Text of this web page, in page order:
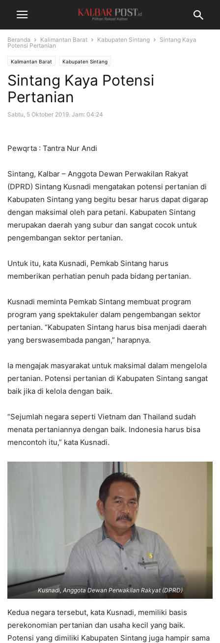
Beranda Kalimantan Barat Kabupaten Sintang
Sintang Kaya
Potensi Pertanian
Kalimantan Barat Kabupaten Sintang
Sintang Kaya Potensi
Pertanian
Sabtu, 5 Oktober 2019. Jam: 04:24
Pewqrta : Tantra Nur Andi
Sintang, Kalbar – Anggota Dewan Perwakilan Rakyat
(DPRD) Sintang Kusnadi mengatakan potensi pertanian di
Kabupaten Sintang yang begitu besar harus dapat digarap
dengan maksimal oleh para petani. Kabupaten Sintang
merupakan daerah yang subur dan sangat cocok untuk
pengembangan sektor pertanian.
Untuk itu, kata Kusnadi, Pemkab Sintang harus
memberikan perhatian penuh pada bidang pertanian.
Kusnadi meminta Pemkab Sintang membuat program
program yang spektakuler dalam pengembangan sektor
pertanian. “Kabupaten Sintang harus bisa menjadi daerah
yang berswasembada pangan,” harapnya.
Ia mengajak masyarakat untuk maksimal dalam mengelola
pertanian. Potensi pertanian di Kabupaten Sintang sangat
baik jika di kelola dengan baik.
“Sejumlah negara seperti Vietnam dan Thailand sudah
menata pertaniannya dengan baik. Indonesia harus bisa
mencontoh itu,” kata Kusnadi.
Kusnadi, Anggota Dewan Perwakilan Rakyat (DPRD)
Kedua negara tersebut, kata Kusnadi, memiliki basis
perekonomian pertanian dan usaha kecil yang baik.
Potensi yang dimiliki Kabupaten Sintang juga hampir sama